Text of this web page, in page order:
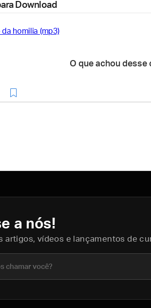
Download
homilia (mp3)
O que achou desse
a nós!
artigos, vídeos e lançamentos de